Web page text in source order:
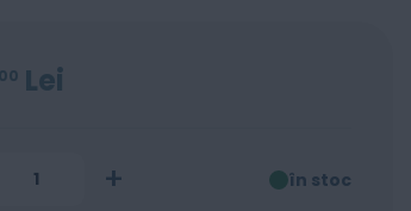
00 Lei
+ în stoc